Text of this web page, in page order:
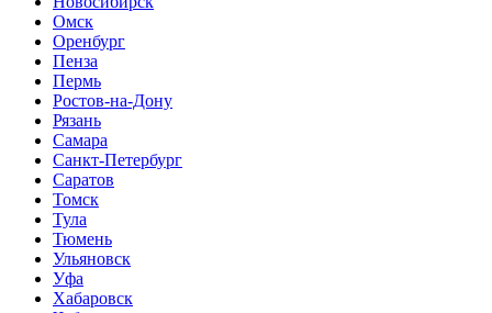
Омск
Оренбург
Пенза
Пермь
Ростов-на-Дону
Рязань
Самара
Санкт-Петербург
Саратов
Томск
Тула
Тюмень
Ульяновск
Уфа
Хабаровск